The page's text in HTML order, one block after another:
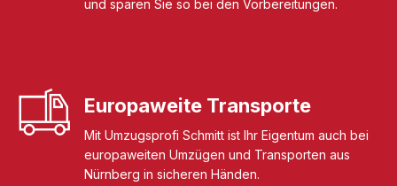
und sparen Sie so bei den Vorbereitungen.
Europaweite Transporte
Mit Umzugsprofi Schmitt ist Ihr Eigentum auch bei
europaweiten Umzügen und Transporten aus
Nürnberg in sicheren Händen.